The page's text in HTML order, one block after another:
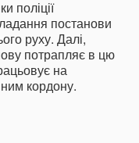
поліції
постанови
руху. Далі,
потрапляє в цю
на
кордону.